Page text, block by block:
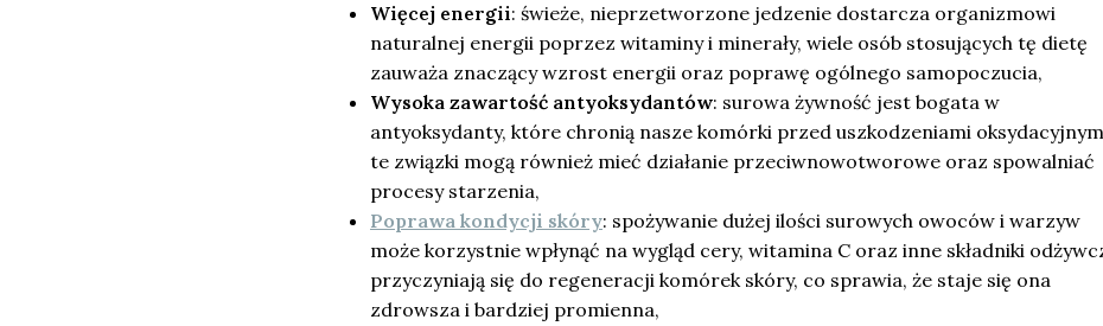
Więcej energii: świeże, nieprzetworzone jedzenie dostarcza organizmowi
naturalnej energii poprzez witaminy i minerały, wiele osób stosujących tę dietę
zauważa znaczący wzrost energii oraz poprawę ogólnego samopoczucia,
Wysoka zawartość antyoksydantów: surowa żywność jest bogata w
antyoksydanty, które chronią nasze komórki przed uszkodzeniami
te związki mogą również mieć działanie przeciwnowotworowe oraz spowalniać
procesy starzenia,
Poprawa kondycji skóry: spożywanie dużej ilości surowych owoców i warzyw
może korzystnie wpłynąć na wygląd cery, witamina C oraz inne składniki
przyczyniają się do regeneracji komórek skóry, co sprawia, że staje się ona
zdrowsza i bardziej promienna,